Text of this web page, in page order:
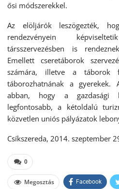
ősi módszerekkel.
Az elöljárók leszögezték,
rendezvényein
társszervezésben is
Emellett cseretáborok
számára, illetve a táborok
táborozhatnának a gyerekek.
abban, hogy a gazdasági
legfontosabb, a kétoldalú
közvetlen uniós pályázatok
Csíkszereda, 2014. szeptember
0
Megosztás Facebook